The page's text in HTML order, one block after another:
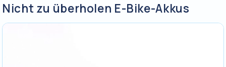
Nicht zu überholen E-Bike-Akkus